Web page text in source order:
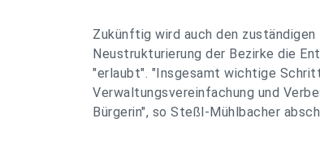
Zukünftig wird auch den zuständigen
Neustrukturierung der Bezirke die
"erlaubt". "Insgesamt wichtige
Verwaltungsvereinfachung und
Bürgerin", so Steßl-Mühlbacher